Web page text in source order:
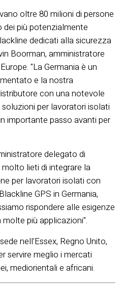
oltre 80 milioni di persone
più potenzialmente
dedicati alla sicurezza
Boorman, amministratore
"La Germania è un
e la nostra
con una notevole
per lavoratori isolati
importante passo avanti per
delegato di
lieti di integrare la
per lavoratori isolati con
GPS in Germania,
rispondere alle esigenze
più applicazioni".
nell'Essex, Regno Unito,
servire meglio i mercati
mediorientali e africani.